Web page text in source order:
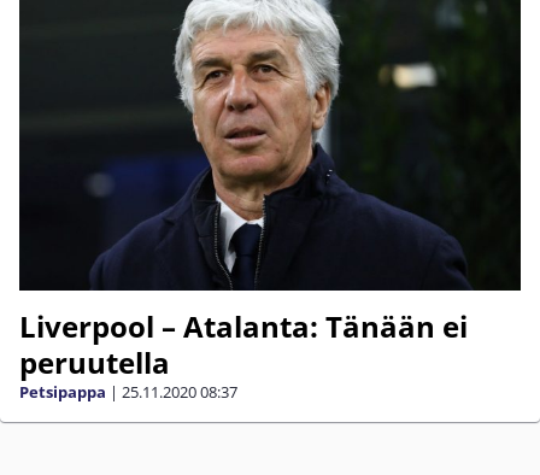
Liverpool – Atalanta: Tänään ei
peruutella
Petsipappa | 25.11.202008:37